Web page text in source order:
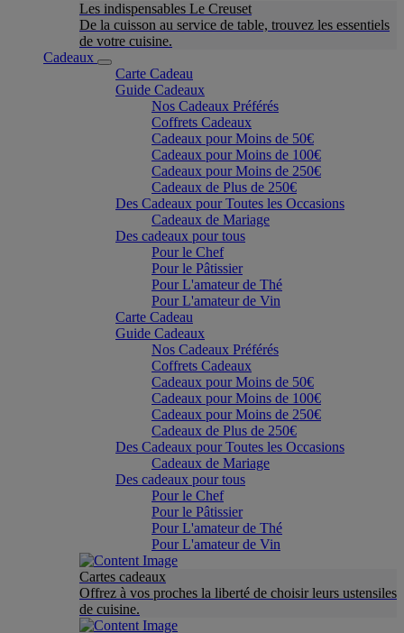
Les indispensables Le Creuset
De la cuisson au service de table, trouvez les essentiels
de votre cuisine.
Cadeaux
Carte Cadeau
Guide Cadeaux
Nos Cadeaux Préférés
Coffrets Cadeaux
Cadeaux pour Moins de 50€
Cadeaux pour Moins de 100€
Cadeaux pour Moins de 250€
Cadeaux de Plus de 250€
Des Cadeaux pour Toutes les Occasions
Cadeaux de Mariage
Des cadeaux pour tous
Pour le Chef
Pour le Pâtissier
Pour L'amateur de Thé
Pour L'amateur de Vin
Carte Cadeau
Guide Cadeaux
Nos Cadeaux Préférés
Coffrets Cadeaux
Cadeaux pour Moins de 50€
Cadeaux pour Moins de 100€
Cadeaux pour Moins de 250€
Cadeaux de Plus de 250€
Des Cadeaux pour Toutes les Occasions
Cadeaux de Mariage
Des cadeaux pour tous
Pour le Chef
Pour le Pâtissier
Pour L'amateur de Thé
Pour L'amateur de Vin
Cartes cadeaux
Offrez à vos proches la liberté de choisir leurs ustensiles
de cuisine.